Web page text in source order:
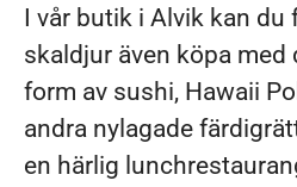
I vår butik i Alvik kan
skaldjur även köpa med
form av sushi, Hawaii
andra nylagade
en härlig